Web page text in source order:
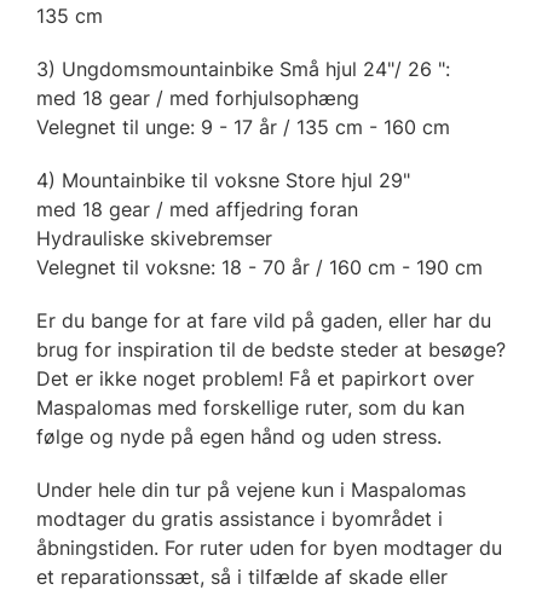
135 cm
3) Ungdomsmountainbike Små hjul 24"/ 26 ":
med 18 gear / med forhjulsophæng
Velegnet til unge: 9 - 17 år / 135 cm - 160 cm
4) Mountainbike til voksne Store hjul 29"
med 18 gear / med affjedring foran
Hydrauliske skivebremser
Velegnet til voksne: 18 - 70 år / 160 cm - 190 cm
Er du bange for at fare vild på gaden, eller har du
brug for inspiration til de bedste steder at besøge?
Det er ikke noget problem! Få et papirkort over
Maspalomas med forskellige ruter, som du kan
følge og nyde på egen hånd og uden stress.
Under hele din tur på vejene kun i Maspalomas
modtager du gratis assistance i byområdet i
åbningstiden. For ruter uden for byen modtager du
et reparationssæt, så i tilfælde af skade eller